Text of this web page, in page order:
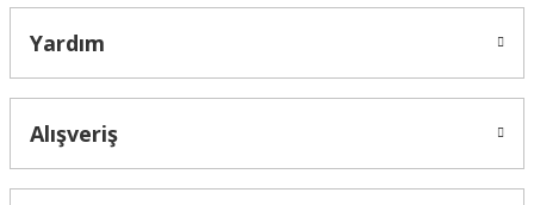
Yardım
Alışveriş